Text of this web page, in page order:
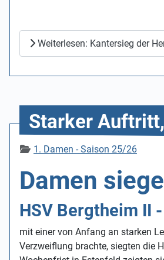
Weiterlesen: Kantersieg der
Starker
Details1. Damen - Saison 25/26
Damen
HSV Bergtheim II
mit einer von Anfang an starken
Verzweiflung brachte, siegten die